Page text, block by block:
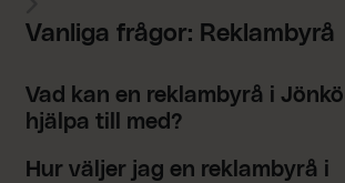
Vanliga frågor: Reklambyrå
Vad kan en reklambyrå i
hjälpa till med?
Hur väljer jag en reklambyrå i